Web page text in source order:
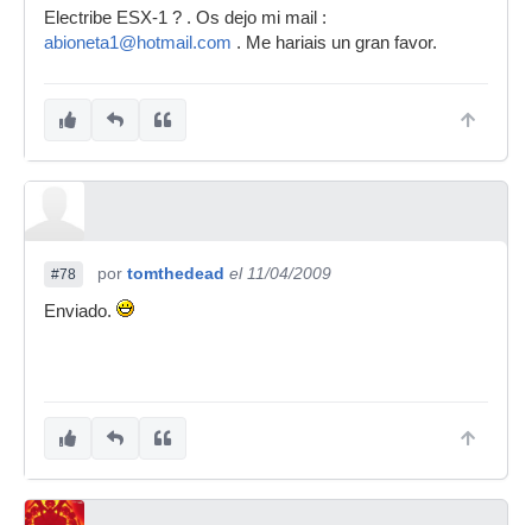
Electribe ESX-1 ? . Os dejo mi mail :
abioneta1@hotmail.com . Me hariais un gran favor.
#78 por tomthedead el 11/04/2009
Enviado.